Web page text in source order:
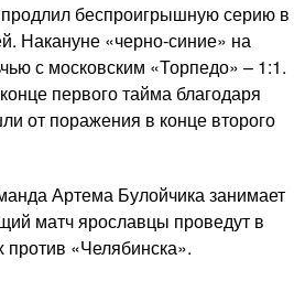
беспроигрышную серию в
Накануне «черно-синие» на
с московским «Торпедо» – 1:1.
первого тайма благодаря
от поражения в конце второго
Артема Булойчика занимает
матч ярославцы проведут в
против «Челябинска».